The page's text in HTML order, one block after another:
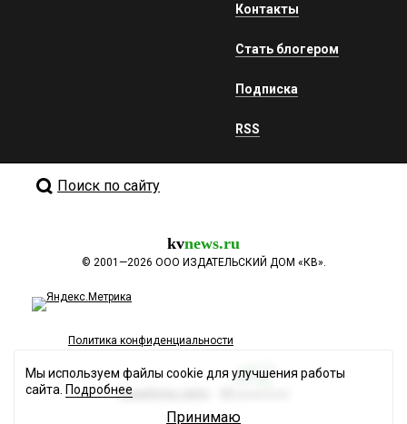
Контакты
Стать блогером
Подписка
RSS
Поиск по сайту
kvnews.ru
© 2001—2026 ООО ИЗДАТЕЛЬСКИЙ ДОМ «КВ».
Политика конфиденциальности
Разработка сайта
Мы используем файлы cookie для улучшения работы
сайта. Подробнее
Принимаю